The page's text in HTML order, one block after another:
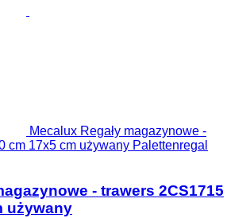
Mecalux Regały magazynowe -
cm 17x5 cm używany Palettenregal
- trawers 2CS1715
używany